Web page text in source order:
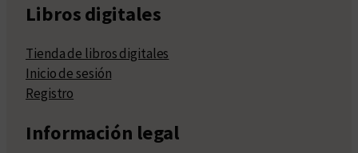
Libros digitales
Tienda de libros digitales
Inicio de sesión
Registro
Información legal